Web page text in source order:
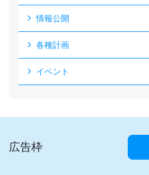
情報公開
各種計画
イベント
広告枠